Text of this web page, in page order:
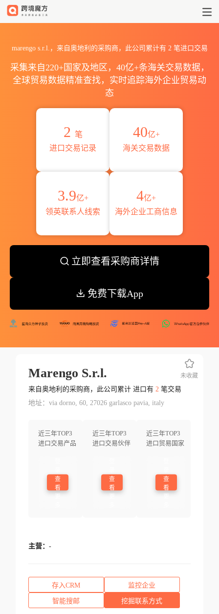
marengo s.r.l.，来自奥地利的采购商，此公司累计有 2笔进口交易
采集来自220+国家及地区，40亿+条海关交易数据，
全球贸易数据精准查找，实时追踪海外企业贸易动
态
2 笔
进口交易记录
40亿+
海关交易数据
3.9亿+
领英联系人线索
4亿+
海外企业工商信息
立即查看采购商详情
免费下载App
Marengo S.r.l.
来自奥地利的采购商，此公司累计 进口有 2笔交易
地址：via dorno, 60, 27026 garlasco pavia, italy
近三年TOP3
进口交易产品
查
看
近三年TOP3
进口交易伙伴
查
看
近三年TOP3
进口贸易国家
查
看
未收藏
主营： -
存入CRM 监控企业
智能搜邮 挖掘联系方式